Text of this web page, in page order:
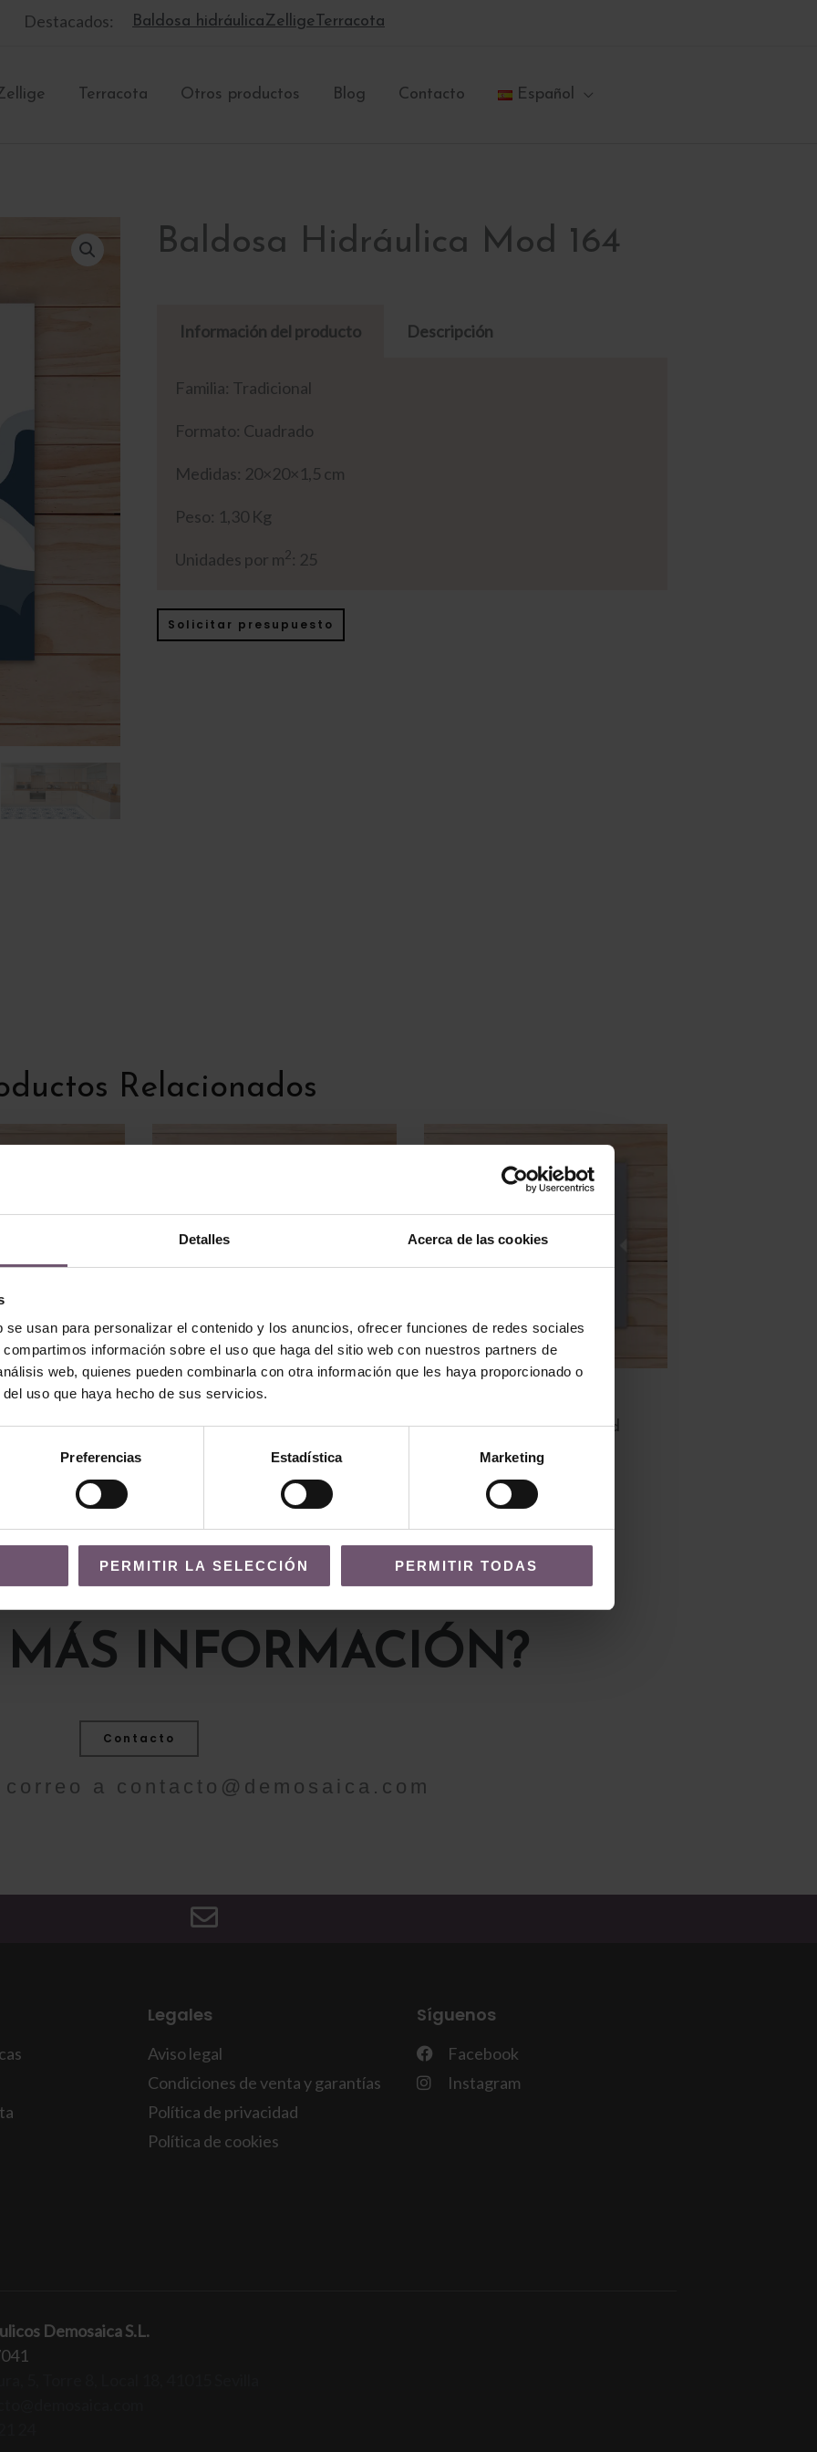
Detalles Acerca de las cookies
usan para personalizar el contenido y los anuncios, ofrecer funciones de redes sociales
información sobre el uso que haga del sitio web con nuestros partners de
web, quienes pueden combinarla con otra información que les haya proporcionado o
uso que haya hecho de sus servicios.
Preferencias Estadística Marketing
PERMITIR LA SELECCIÓN PERMITIR TODAS
Destacados: Baldosa hidráulicaZellige Terracota
Terracota Otros productos Blog Contacto Español
Baldosa Hidráulica Mod 164
Información del producto Descripción
Familia: Tradicional
Formato: Cuadrado
Medidas: 20×20×1,5 cm
Peso: 1,30 Kg
Unidades por m2: 25
Solicitar presupuesto
Relacionados
Mod
Baldosas hidráulicas
Baldosa Hidráulica Mod
Baldosa Hidráulica Mod
LEER MÁS
MÁS INFORMACIÓN?
Contacto
a contacto@demosaica.com
Legales
Aviso legal
Condiciones de venta y garantías
Política de privacidad
Política de cookies
Síguenos
Facebook
Instagram
Demosaica S.L.